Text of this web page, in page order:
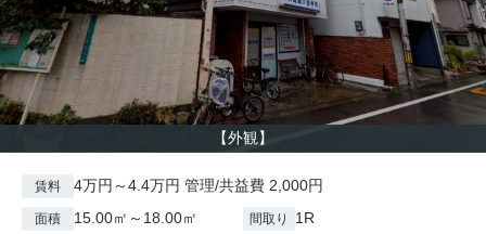
【外観】
賃料 4万円～4.4万円 管理/共益費 2,000円
面積 15.00㎡～18.00㎡ 間取り 1R